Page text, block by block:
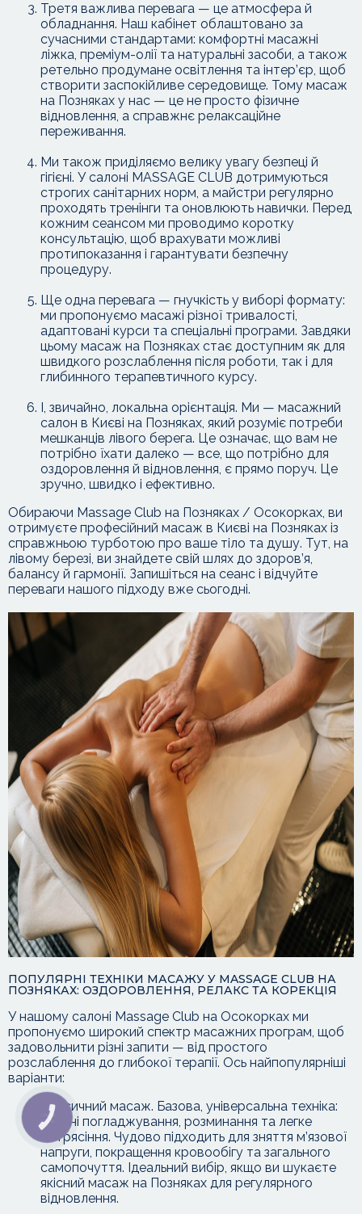
Третя важлива перевага — це атмосфера й
обладнання. Наш кабінет облаштовано за
сучасними стандартами: комфортні масажні
ліжка, преміум-олії та натуральні засоби, а також
ретельно продумане освітлення та інтер’єр, щоб
створити заспокійливе середовище. Тому масаж
на Позняках у нас — це не просто фізичне
відновлення, а справжнє релаксаційне
переживання.
Ми також приділяємо велику увагу безпеці й
гігієні. У салоні MASSAGE CLUB дотримуються
строгих санітарних норм, а майстри регулярно
проходять тренінги та оновлюють навички. Перед
кожним сеансом ми проводимо коротку
консультацію, щоб врахувати можливі
протипоказання і гарантувати безпечну
процедуру.
Ще одна перевага — гнучкість у виборі формату:
ми пропонуємо масажі різної тривалості,
адаптовані курси та спеціальні програми. Завдяки
цьому масаж на Позняках стає доступним як для
швидкого розслаблення після роботи, так і для
глибинного терапевтичного курсу.
І, звичайно, локальна орієнтація. Ми — масажний
салон в Києві на Позняках, який розуміє потреби
мешканців лівого берега. Це означає, що вам не
потрібно їхати далеко — все, що потрібно для
оздоровлення й відновлення, є прямо поруч. Це
зручно, швидко і ефективно.
Обираючи Massage Club на Позняках / Осокорках, ви
отримуєте професійний масаж в Києві на Позняках із
справжньою турботою про ваше тіло та душу. Тут, на
лівому березі, ви знайдете свій шлях до здоров’я,
балансу й гармонії. Запишіться на сеанс і відчуйте
переваги нашого підходу вже сьогодні.
ПОПУЛЯРНІ ТЕХНІКИ МАСАЖУ У MASSAGE CLUB НА
ПОЗНЯКАХ: ОЗДОРОВЛЕННЯ, РЕЛАКС ТА КОРЕКЦІЯ
У нашому салоні Massage Club на Осокорках ми
пропонуємо широкий спектр масажних програм, щоб
задовольнити різні запити — від простого
розслаблення до глибокої терапії. Ось найпопулярніші
варіанти:
Класичний масаж. Базова, універсальна техніка:
плавні погладжування, розминання та легке
потрясіння. Чудово підходить для зняття м’язової
напруги, покращення кровообігу та загального
самопочуття. Ідеальний вибір, якщо ви шукаєте
якісний масаж на Позняках для регулярного
відновлення.
КНОПКА
ЗВ'ЯЗКУ